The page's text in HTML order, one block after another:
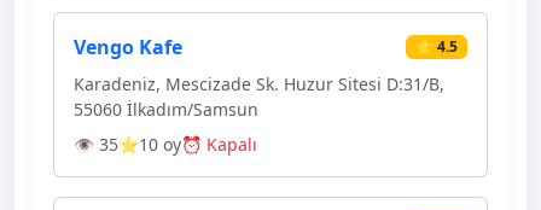
Vengo Kafe ⭐ 4.5
Karadeniz, Mescizade Sk. Huzur Sitesi D:31/B,
55060 İlkadım/Samsun
👁 35⭐10 oy⏰ Kapalı